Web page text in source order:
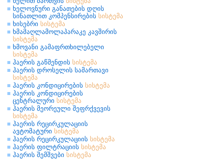
ხელოვნური განათების დღის
სინათლით კომპენსირების სისტემა
ხისებრი სისტემა
ხმამაღლამოლაპარაკე კავშირის
სისტემა
ხმოვანი გამაფრთხილებელი
სისტემა
ჰაერის გაწმენდის სისტემა
ჰაერის დროსელის სამართავი
სისტემა
ჰაერის კონდიცირების სისტემა
ჰაერის კონდიცირების
ცენტრალური სისტემა
ჰაერის მეორეული შეფრქვევის
სისტემა
ჰაერის რეცირკულაციის
ავტომატური სისტემა
ჰაერის რეცირკულაციის სისტემა
ჰაერის ფილტრაციის სისტემა
ჰაერის შემშვები სისტემა